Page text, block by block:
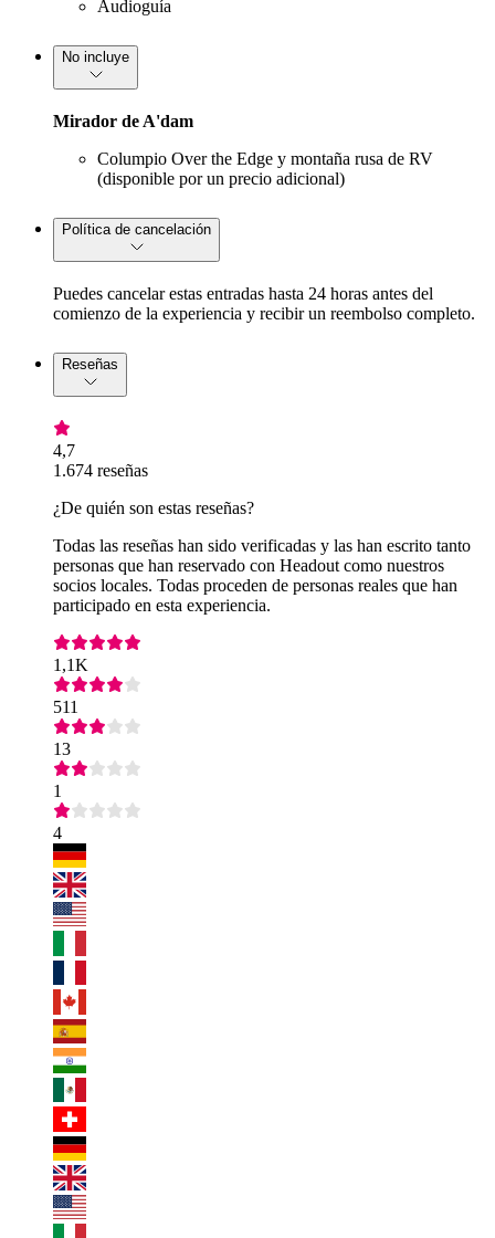
Audioguía
No incluye
Mirador de A'dam
Columpio Over the Edge y montaña rusa de RV
(disponible por un precio adicional)
Política de cancelación
Puedes cancelar estas entradas hasta 24 horas antes del
comienzo de la experiencia y recibir un reembolso completo.
Reseñas
4,7
1.674 reseñas
¿De quién son estas reseñas?
Todas las reseñas han sido verificadas y las han escrito tanto
personas que han reservado con Headout como nuestros
socios locales. Todas proceden de personas reales que han
participado en esta experiencia.
1,1K
511
13
1
4